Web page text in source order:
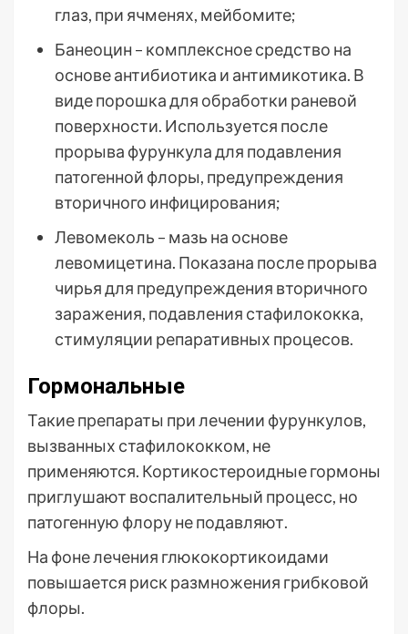
глаз, при ячменях, мейбомите;
Банеоцин – комплексное средство на
основе антибиотика и антимикотика. В
виде порошка для обработки раневой
поверхности. Используется после
прорыва фурункула для подавления
патогенной флоры, предупреждения
вторичного инфицирования;
Левомеколь – мазь на основе
левомицетина. Показана после прорыва
чирья для предупреждения вторичного
заражения, подавления стафилококка,
стимуляции репаративных процесов.
Гормональные
Такие препараты при лечении фурункулов,
вызванных стафилококком, не
применяются. Кортикостероидные гормоны
приглушают воспалительный процесс, но
патогенную флору не подавляют.
На фоне лечения глюкокортикоидами
повышается риск размножения грибковой
флоры.